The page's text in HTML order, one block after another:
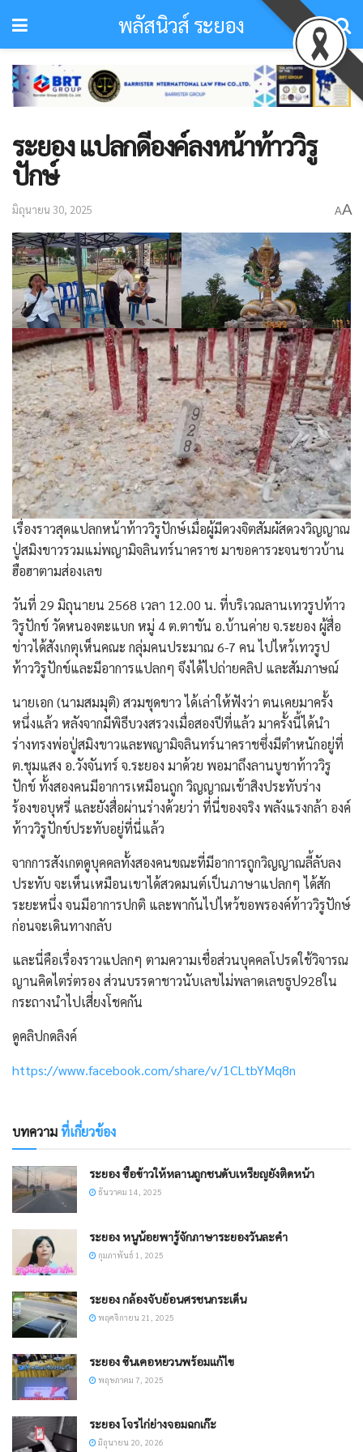
พลัสนิวส์ ระยอง
ระยอง แปลกดีองค์ลงหน้าท้าววิรู
ปักษ์
มิถุนายน 30, 2025 AA
เรื่องราวสุดแปลกหน้าท้าววิรูปักษ์เมื่อผู้มีดวงจิตสัมผัสดวงวิญญาณ
ปู่สมิงขาวรวมแม่พญามิจลินทร์นาคราช มาขอคารวะจนชาวบ้าน
ฮือฮาตามส่องเลข
วันที่ 29 มิถุนายน 2568 เวลา 12.00 น. ที่บริเวณลานเทวรูปท้าว
วิรูปักข์ วัดหนองตะแบก หมู่ 4 ต.ตาขัน อ.บ้านค่าย จ.ระยอง ผู้สื่อ
ข่าวได้สังเกตุเห็นคณะ กลุ่มคนประมาณ 6-7 คน ไปไหว้เทวรูป
ท้าววิรูปักข์และมีอาการแปลกๆ จึงได้ไปถ่ายคลิป และสัมภาษณ์
นายเอก (นามสมมุติ) สวมชุดขาว ได้เล่าให้ฟังว่า ตนเคยมาครั้ง
หนึ่งแล้ว หลังจากมีพิธีบวงสรวงเมื่อสองปีที่แล้ว มาครั้งนี้ได้นำ
ร่างทรงพ่อปู่สมิงขาวและพญามิจลินทร์นาคราชซึ่งมีตำหนักอยู่ที่
ต.ชุมแสง อ.วังจันทร์ จ.ระยอง มาด้วย พอมาถึงลานบูชาท้าววิรู
ปักข์ ทั้งสองคนมีอาการเหมือนถูก วิญญาณเข้าสิงประทับร่าง
ร้องขอบุหรี่ และยังสื่อผ่านร่างด้วยว่า ที่นี่ของจริง พลังแรงกล้า องค์
ท้าววิรูปักข์ประทับอยู่ที่นี่แล้ว
จากการสังเกตดูบุคคลทั้งสองคนขณะที่มีอาการถูกวิญญาณลี้ลับลง
ประทับ จะเห็นเหมือนเขาได้สวดมนต์เป็นภาษาแปลกๆ ได้สัก
ระยะหนึ่ง จนมีอาการปกติ และพากันไปไหว้ขอพรองค์ท้าววิรูปักษ์
ก่อนจะเดินทางกลับ
และนี่คือเรื่องราวแปลกๆ ตามความเชื่อส่วนบุคคลโปรดใช้วิจารณ
ญานคิดไตร่ตรอง ส่วนบรรดาชาวนับเลขไม่พลาดเลขธูป928ใน
กระถางนำไปเสี่ยงโชคกัน
ดูคลิปกดลิงค์
https://www.facebook.com/share/v/1CLtbYMq8n
บทความที่เกี่ยวข้อง
ระยอง ซื้อข้าวให้หลานถูกชนดับเหรียญยังติดหน้า
ธันวาคม 14, 2025
ระยอง หนูน้อยพารู้จักภาษาระยองวันละคำ
กุมภาพันธ์ 1, 2025
ระยอง กล้องจับย้อนศรชนกระเด็น
พฤศจิกายน 21, 2025
ระยอง ซินเคอหยวนพร้อมแก้ไข
พฤษภาคม 7, 2025
ระยอง โจรไก่ย่างจอมฉกเก๊ะ
มิถุนายน 20, 2026